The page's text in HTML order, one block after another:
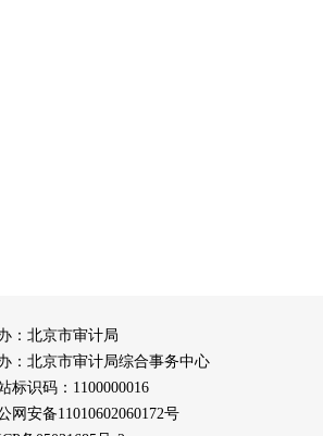
：北京市审计局
：北京市审计局综合事务中心
标识码：1100000016
网安备11010602060172号